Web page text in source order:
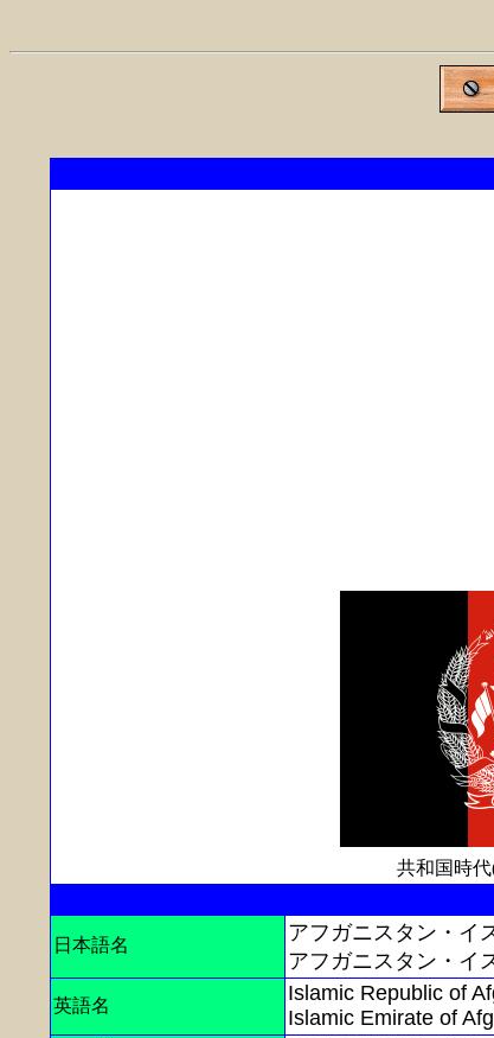
共和国
日本語名
アフガニスタン・イ
アフガニスタン・イ
英語名
Islamic Republic of
Islamic Emirate of